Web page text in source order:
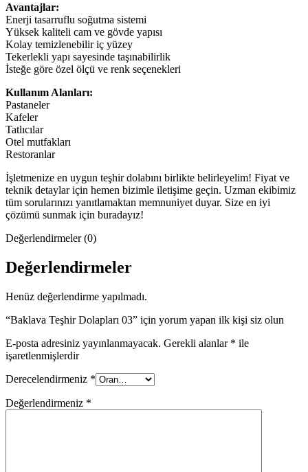
Avantajlar:
Enerji tasarruflu soğutma sistemi
Yüksek kaliteli cam ve gövde yapısı
Kolay temizlenebilir iç yüzey
Tekerlekli yapı sayesinde taşınabilirlik
İsteğe göre özel ölçü ve renk seçenekleri
Kullanım Alanları:
Pastaneler
Kafeler
Tatlıcılar
Otel mutfakları
Restoranlar
İşletmenize en uygun teşhir dolabını birlikte belirleyelim! Fiyat ve
teknik detaylar için hemen bizimle iletişime geçin. Uzman ekibimiz
tüm sorularınızı yanıtlamaktan memnuniyet duyar. Size en iyi
çözümü sunmak için buradayız!
Değerlendirmeler (0)
Değerlendirmeler
Henüz değerlendirme yapılmadı.
“Baklava Teşhir Dolapları 03” için yorum yapan ilk kişi siz olun
E-posta adresiniz yayınlanmayacak. Gerekli alanlar * ile
işaretlenmişlerdir
Derecelendirmeniz *
Değerlendirmeniz *